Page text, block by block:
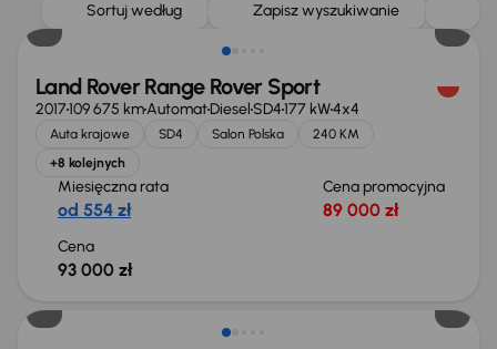
Sortuj według Zapisz wyszukiwanie
Land Rover Range Rover Sport
2017109 675 kmAutomatDieselSD4177 kW4x4
Auta krajowe SD4 Salon Polska
240 KM
+8 kolejnych
Miesięczna rata
od 554 zł
Cena promocyjna
89 000 zł
Cena
93 000 zł